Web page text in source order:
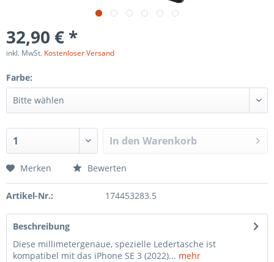
32,90 € *
inkl. MwSt. Kostenloser Versand
Farbe:
In den Warenkorb
Merken Bewerten
Artikel-Nr.: 174453283.5
Beschreibung
Diese millimetergenaue, spezielle Ledertasche ist
kompatibel mit das iPhone SE 3 (2022)... mehr